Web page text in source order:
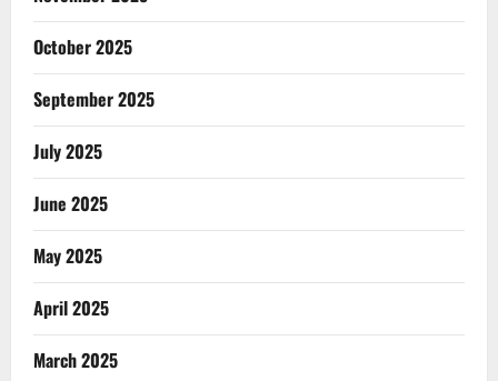
October 2025
September 2025
July 2025
June 2025
May 2025
April 2025
March 2025